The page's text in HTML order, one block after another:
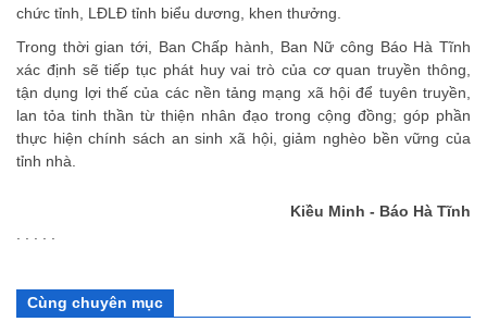
chức tỉnh, LĐLĐ tỉnh biểu dương, khen thưởng.
Trong thời gian tới, Ban Chấp hành, Ban Nữ công Báo Hà Tĩnh
xác định sẽ tiếp tục phát huy vai trò của cơ quan truyền thông,
tận dụng lợi thế của các nền tảng mạng xã hội để tuyên truyền,
lan tỏa tinh thần từ thiện nhân đạo trong cộng đồng; góp phần
thực hiện chính sách an sinh xã hội, giảm nghèo bền vững của
tỉnh nhà.
Kiều Minh - Báo Hà Tĩnh
Cùng chuyên mục